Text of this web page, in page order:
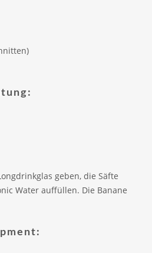
geben, die Säfte
Water auffüllen. Die Banane